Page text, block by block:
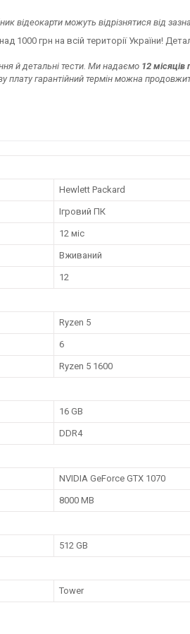
відеокарти можуть відрізнятися від
1000 грн на всій території України!
й детальні тести. Ми надаємо 12 місяців
плату гарантійний термін можна
Hewlett Packard
Ігровий ПК
12 міс
Вживаний
12
Ryzen 5
6
Ryzen 5 1600
16 GB
DDR4
NVIDIA GeForce GTX 1070
8000 MB
512 GB
Tower